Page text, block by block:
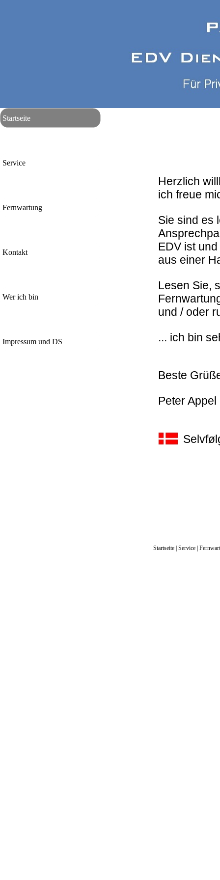
Startseite
Service
Fernwartung
Kontakt
Wer ich bin
Impressum und DS
Herzlich
ich freue
Sie sind es
EDV ist
aus einer
Lesen Sie,
und /
... ich bin
Beste
Peter Appel
Startseite Service